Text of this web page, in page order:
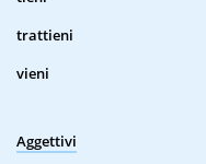
trattieni
vieni
Aggettivi